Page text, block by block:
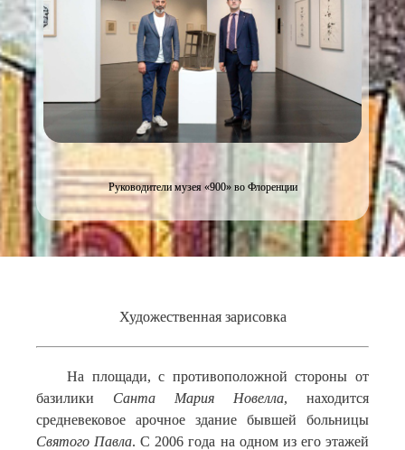
Руководители музея «900» во Флоренции
Художественная зарисовка
На площади, с противоположной стороны от
базилики Санта Мария Новелла, находится
средневековое арочное здание бывшей больницы
Святого Павла. С 2006 года на одном из его этажей